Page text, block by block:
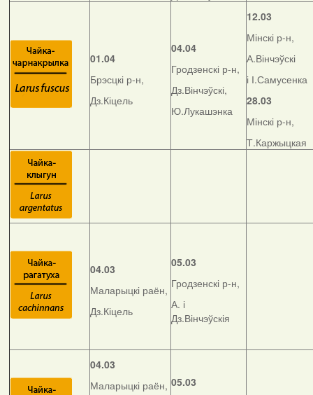
01.04
Брэсцкі р-н,
Дз.Кіцель
04.04
Гродзенскі р-н,
Дз.Вінчэўскі,
Ю.Лукашэнка
12.03
Мінскі р-н,
А.Вінчэўскі
і І.Самусенка
28.03
Мінскі р-н,
Т.Каржыцкая
04.03
Маларыцкі раён,
Дз.Кіцель
05.03
Гродзенскі р-н,
А. і
Дз.Вінчэўскія
04.03
Маларыцкі раён, 05.03